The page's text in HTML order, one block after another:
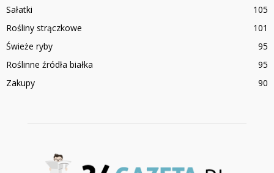
Sałatki
105
Rośliny strączkowe
101
Świeże ryby
95
Roślinne źródła białka
95
Zakupy
90